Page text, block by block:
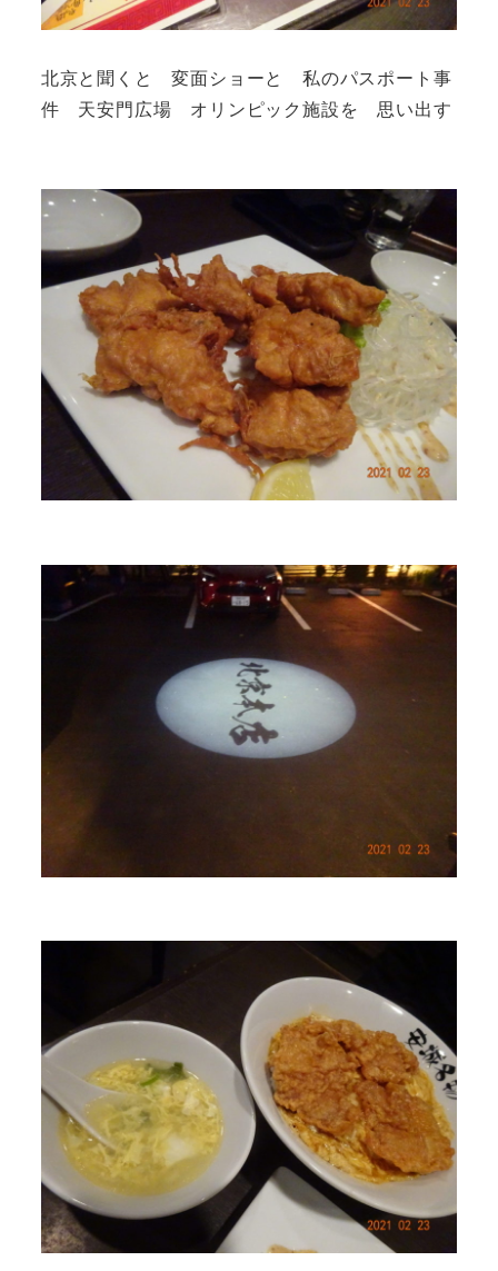
北京と聞くと 変面ショーと 私のパスポート事
件 天安門広場 オリンピック施設を 思い出す